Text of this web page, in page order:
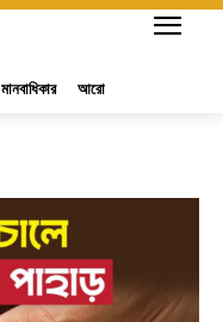
মানবাধিকার আরো